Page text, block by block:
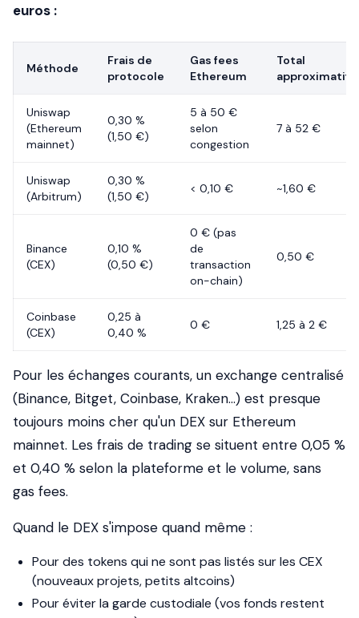
euros :
Méthode
Frais de
protocole
Gas fees
Ethereum
Total
approximatif
Uniswap
(Ethereum
mainnet)
0,30 %
(1,50 €)
5 à 50 €
selon
congestion
7 à 52 €
Uniswap
(Arbitrum)
0,30 %
(1,50 €)
< 0,10 € ~1,60 €
Binance
(CEX)
0,10 %
(0,50 €)
0 € (pas
de
transaction
on-chain)
0,50 €
Coinbase
(CEX)
0,25 à
0,40 %
0 € 1,25 à 2 €
Pour les échanges courants, un exchange centralisé
(Binance, Bitget, Coinbase, Kraken...) est presque
toujours moins cher qu'un DEX sur Ethereum
mainnet. Les frais de trading se situent entre 0,05 %
et 0,40 % selon la plateforme et le volume, sans
gas fees.
Quand le DEX s'impose quand même :
Pour des tokens qui ne sont pas listés sur les CEX
(nouveaux projets, petits altcoins)
Pour éviter la garde custodiale (vos fonds restent